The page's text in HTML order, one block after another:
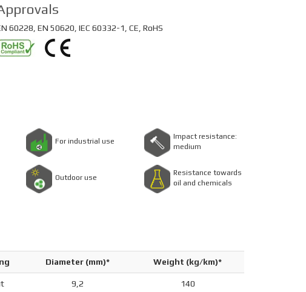
60228, EN 50620, IEC 60332-1, CE, RoHS
For industrial use
Impact resistance:
medium
Outdoor use
Resistance towards
oil and chemicals
Diameter (mm)* Weight (kg/km)*
9,2 140